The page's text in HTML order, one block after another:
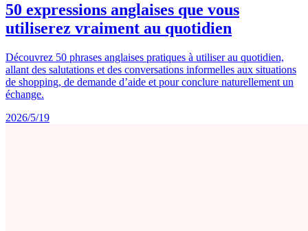
50 expressions anglaises que vous
utiliserez vraiment au quotidien
Découvrez 50 phrases anglaises pratiques à utiliser au quotidien,
allant des salutations et des conversations informelles aux situations
de shopping, de demande d’aide et pour conclure naturellement un
échange.
2026/5/19